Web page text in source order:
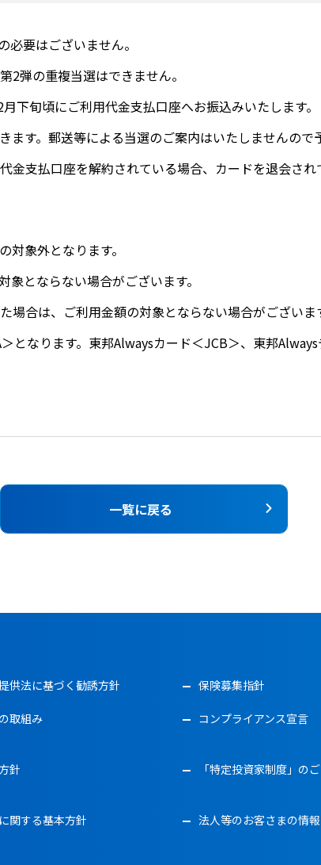
要はございません。
2弾の重複当選はできません。
下旬頃にご利用代金支払口座へお振込みいたします。
ます。郵送等による当選のご案内はいたしませんので
金支払口座を解約されている場合、カードを退会さ
象外となります。
とならない場合がございます。
場合は、ご利用金額の対象とならない場合がございま
となります。東邦Alwaysカード＜JCB＞、東邦
一覧に戻る
供法に基づく勧誘方針 保険募集指針
取組み コンプライアンス宣言
針 「特定投資家制度」の
関する基本方針 法人等のお客さまの情